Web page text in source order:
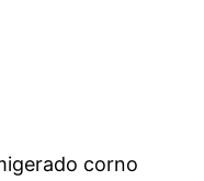
corno